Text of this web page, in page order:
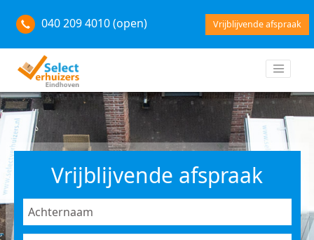
040 209 4010 (open) Vrijblijvende afspraak
Vrijblijvende afspraak